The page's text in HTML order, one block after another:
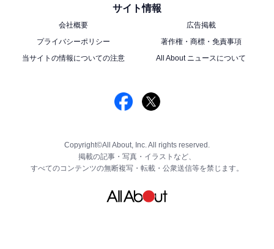
サイト情報
会社概要
広告掲載
プライバシーポリシー
著作権・商標・免責事項
当サイトの情報についての注意
All About ニュースについて
Copyright©All About, Inc. All rights reserved.
掲載の記事・写真・イラストなど、
すべてのコンテンツの無断複写・転載・公衆送信等を禁じます。